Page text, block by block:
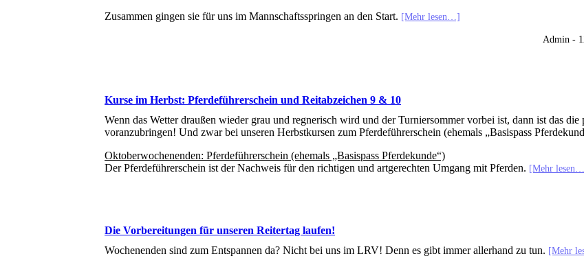
Zusammen gingen sie für uns im Mannschaftsspringen an den Start. [Mehr lesen…]
Admin -
Kurse im Herbst: Pferdeführerschein und Reitabzeichen 9 & 10
Wenn das Wetter draußen wieder grau und regnerisch wird und der Turniersommer vorbei ist, dann ist das
voranzubringen! Und zwar bei unseren Herbstkursen zum Pferdeführerschein (ehemals „Basispass
Oktoberwochenenden: Pferdeführerschein (ehemals „Basispass Pferdekunde“)
Der Pferdeführerschein ist der Nachweis für den richtigen und artgerechten Umgang mit Pferden. [Mehr
Die Vorbereitungen für unseren Reitertag laufen!
Wochenenden sind zum Entspannen da? Nicht bei uns im LRV! Denn es gibt immer allerhand zu tun. [Mehr